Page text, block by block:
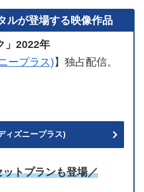
ルが登場する映像作品
」2022年
ープラス) 】独占配信。
ィズニープラス)
トプランも登場／